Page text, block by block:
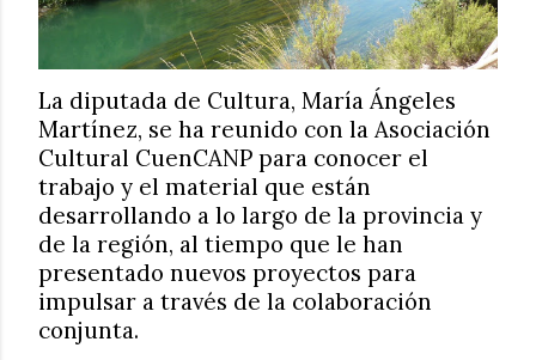
La diputada de Cultura, María Ángeles
Martínez, se ha reunido con la Asociación
Cultural CuenCANP para conocer el
trabajo y el material que están
desarrollando a lo largo de la provincia y
de la región, al tiempo que le han
presentado nuevos proyectos para
impulsar a través de la colaboración
conjunta.